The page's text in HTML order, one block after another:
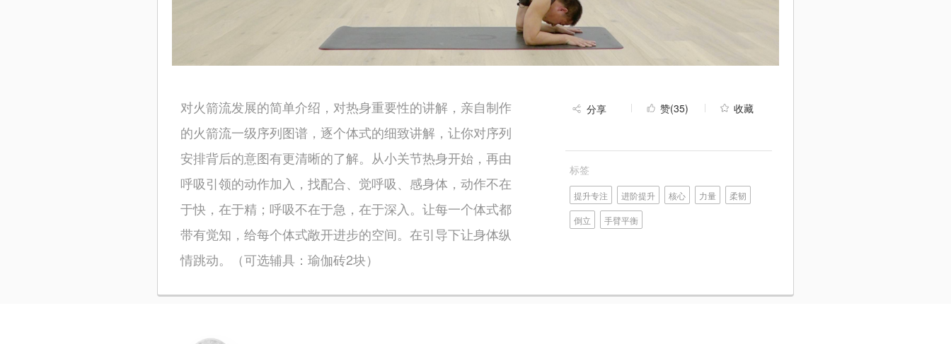
对火箭流发展的简单介绍，对热身重要性的讲解，亲自制作
的火箭流一级序列图谱，逐个体式的细致讲解，让你对序列
安排背后的意图有更清晰的了解。从小关节热身开始，再由
呼吸引领的动作加入，找配合、觉呼吸、感身体，动作不在
于快，在于精；呼吸不在于急，在于深入。让每一个体式都
带有觉知，给每个体式敞开进步的空间。在引导下让身体纵
情跳动。（可选辅具：瑜伽砖2块）
分享 赞(35) 收藏
标签
提升专注 进阶提升 核心 力量 柔韧
倒立 手臂平衡